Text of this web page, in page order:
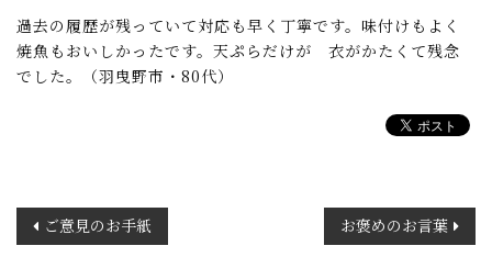
過去の履歴が残っていて対応も早く丁寧です。味付けもよく
焼魚もおいしかったです。天ぷらだけが 衣がかたくて残念
でした。（羽曳野市・80代）
稿
ご意見のお手紙 お褒めのお言葉